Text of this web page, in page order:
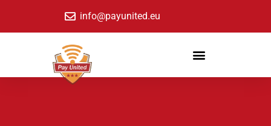
info@payunited.eu